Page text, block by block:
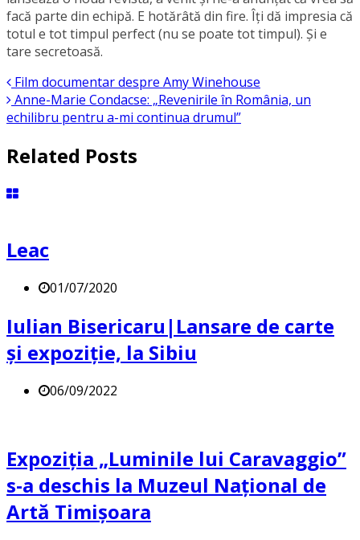
facă parte din echipă. E hotărâtă din fire. Îți dă impresia că
totul e tot timpul perfect (nu se poate tot timpul). Și e
tare secretoasă.
Film documentar despre Amy Winehouse
Anne-Marie Condacse: „Revenirile în România, un
echilibru pentru a-mi continua drumul”
Related Posts
Leac
01/07/2020
Iulian Bisericaru|Lansare de carte
și expoziție, la Sibiu
06/09/2022
Expoziția „Luminile lui Caravaggio”
s-a deschis la Muzeul Național de
Artă Timișoara